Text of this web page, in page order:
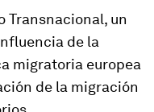
Transnacional, un
de la
migratoria europea
de la migración